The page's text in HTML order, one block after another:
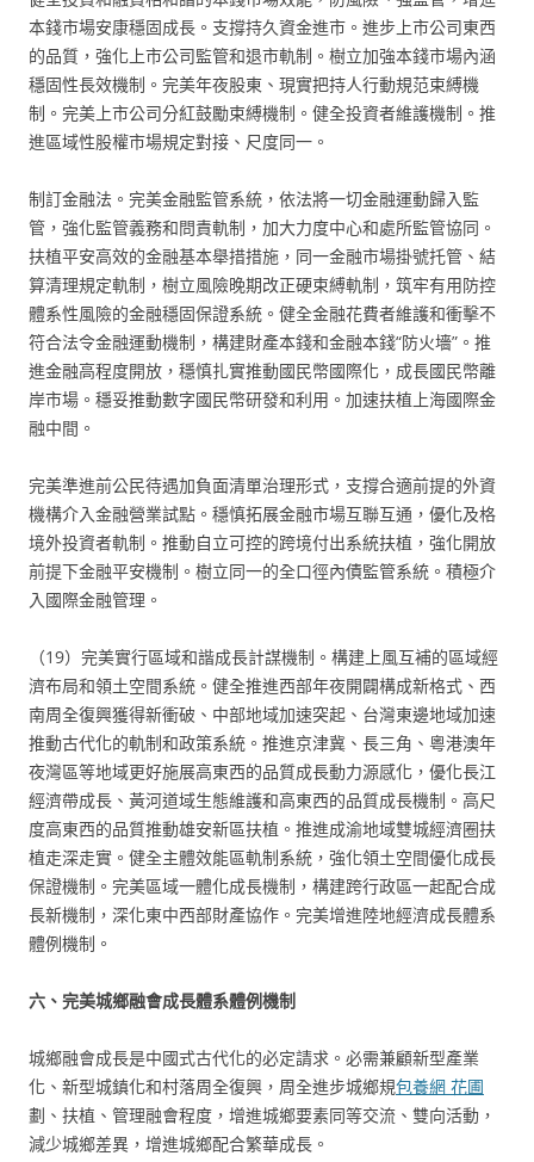
本錢市場安康穩固成長。支撐持久資金進市。進步上市公司東西
的品質，強化上市公司監管和退市軌制。樹立加強本錢市場內涵
穩固性長效機制。完美年夜股東、現實把持人行動規范束縛機
制。完美上市公司分紅鼓勵束縛機制。健全投資者維護機制。推
進區域性股權市場規定對接、尺度同一。
制訂金融法。完美金融監管系統，依法將一切金融運動歸入監
管，強化監管義務和問責軌制，加大力度中心和處所監管協同。
扶植平安高效的金融基本舉措措施，同一金融市場掛號托管、結
算清理規定軌制，樹立風險晚期改正硬束縛軌制，筑牢有用防控
體系性風險的金融穩固保證系統。健全金融花費者維護和衝擊不
符合法令金融運動機制，構建財產本錢和金融本錢“防火墻”。推
進金融高程度開放，穩慎扎實推動國民幣國際化，成長國民幣離
岸市場。穩妥推動數字國民幣研發和利用。加速扶植上海國際金
融中間。
完美準進前公民待遇加負面清單治理形式，支撐合適前提的外資
機構介入金融營業試點。穩慎拓展金融市場互聯互通，優化及格
境外投資者軌制。推動自立可控的跨境付出系統扶植，強化開放
前提下金融平安機制。樹立同一的全口徑內債監管系統。積極介
入國際金融管理。
（19）完美實行區域和諧成長計謀機制。構建上風互補的區域經
濟布局和領土空間系統。健全推進西部年夜開闢構成新格式、西
南周全復興獲得新衝破、中部地域加速突起、台灣東邊地域加速
推動古代化的軌制和政策系統。推進京津冀、長三角、粵港澳年
夜灣區等地域更好施展高東西的品質成長動力源感化，優化長江
經濟帶成長、黃河道域生態維護和高東西的品質成長機制。高尺
度高東西的品質推動雄安新區扶植。推進成渝地域雙城經濟圈扶
植走深走實。健全主體效能區軌制系統，強化領土空間優化成長
保證機制。完美區域一體化成長機制，構建跨行政區一起配合成
長新機制，深化東中西部財產協作。完美增進陸地經濟成長體系
體例機制。
六、完美城鄉融會成長體系體例機制
城鄉融會成長是中國式古代化的必定請求。必需兼顧新型產業
化、新型城鎮化和村落周全復興，周全進步城鄉規包養網 花圃
劃、扶植、管理融會程度，增進城鄉要素同等交流、雙向活動，
減少城鄉差異，增進城鄉配合繁華成長。